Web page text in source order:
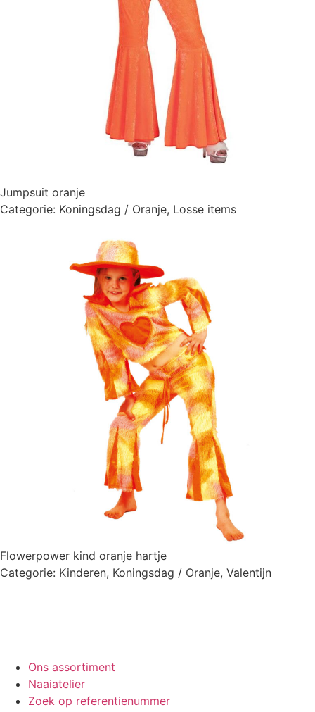
Jumpsuit oranje
Categorie: Koningsdag / Oranje, Losse items
Flowerpower kind oranje hartje
Categorie: Kinderen, Koningsdag / Oranje, Valentijn
Ons assortiment
Naaiatelier
Zoek op referentienummer